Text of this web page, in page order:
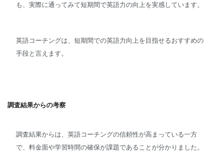
も、実際に通ってみて短期間で英語力の向上を実感しています。
英語コーチングは、短期間での英語力向上を目指せるおすすめの
手段と言えます。
調査結果からの考察
調査結果からは、英語コーチングの信頼性が高まっている一方
で、料金面や学習時間の確保が課題であることが分かりました。